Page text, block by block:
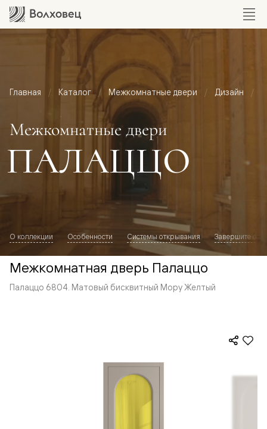
Главная Каталог Межкомнатные двери Дизайн
Межкомнатные двери
ПАЛАЦЦО
О коллекции Особенности Системы открывания Завершите
Межкомнатная дверь Палаццо
Палаццо 6804. Матовый бисквитный Мору Желтый